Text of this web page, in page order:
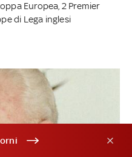
Europea, 2 Premier
di Lega inglesi